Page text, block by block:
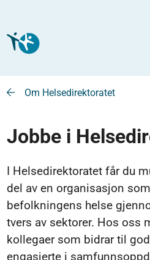
Om Helsedirektoratet
Jobbe i
I Helsedirektoratet får du
del av en organisasjon
befolkningens helse
tvers av sektorer. Hos oss
kollegaer som bidrar til
engasjerte i